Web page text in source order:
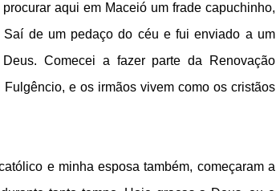
aqui em Maceió um frade capuchinho,
de um pedaço do céu e fui enviado a um
Comecei a fazer parte da Renovação
e os irmãos vivem como os cristãos
e minha esposa também, começaram a